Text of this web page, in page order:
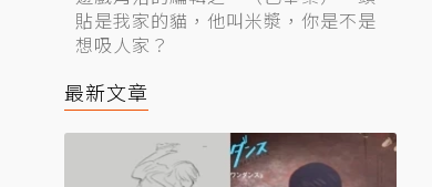
貼是我家的貓，他叫米漿，你是不是
想吸人家？
最新文章